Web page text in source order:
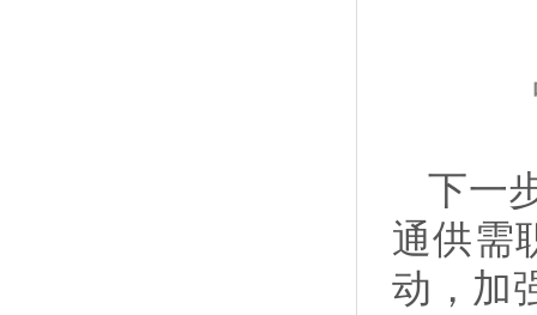
下一
通供需
动，加